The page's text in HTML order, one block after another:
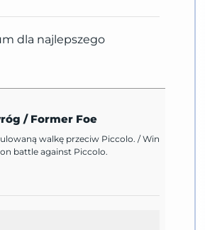
dla najlepszego
/ Former Foe
walkę przeciw Piccolo. /Win
battle against Piccolo.